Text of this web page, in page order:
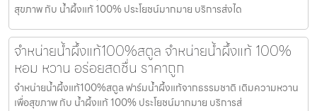
สุขภาพ กับ น้ำผึ้งแท้ 100% ประโยชน์มากมาย บริการส่งได
จำหน่ายน้ำผึ้งแท้100%สตูล จำหน่ายน้ำผึ้งแท้ 100%
หอม หวาน อร่อยสดชื่น ราคาถูก
จำหน่ายน้ำผึ้งแท้100%สตูล ฟาร์มน้ำผึ้งแท้จากธรรมชาติ เติมความหวาน
เพื่อสุขภาพ กับ น้ำผึ้งแท้ 100% ประโยชน์มากมาย บริการส่